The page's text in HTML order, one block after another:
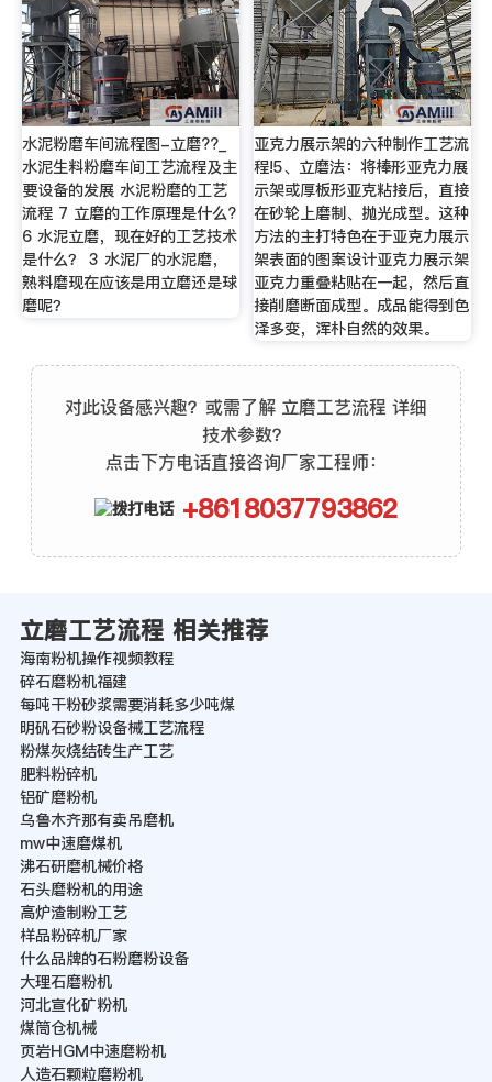
水泥粉磨车间流程图-立磨??_
水泥生料粉磨车间工艺流程及主
要设备的发展 水泥粉磨的工艺
流程 7 立磨的工作原理是什么?
6 水泥立磨，现在好的工艺技术
是什么？ 3 水泥厂的水泥磨，
熟料磨现在应该是用立磨还是球
磨呢？
亚克力展示架的六种制作工艺流
程!5、立磨法：将棒形亚克力展
示架或厚板形亚克粘接后，直接
在砂轮上磨制、抛光成型。这种
方法的主打特色在于亚克力展示
架表面的图案设计亚克力展示架
亚克力重叠粘贴在一起，然后直
接削磨断面成型。成品能得到色
泽多变，浑朴自然的效果。
对此设备感兴趣？或需了解 立磨工艺流程 详细
技术参数？
点击下方电话直接咨询厂家工程师：
+8618037793862
立磨工艺流程 相关推荐
海南粉机操作视频教程
碎石磨粉机福建
每吨干粉砂浆需要消耗多少吨煤
明矾石砂粉设备械工艺流程
粉煤灰烧结砖生产工艺
肥料粉碎机
铝矿磨粉机
乌鲁木齐那有卖吊磨机
mw中速磨煤机
沸石研磨机械价格
石头磨粉机的用途
高炉渣制粉工艺
样品粉碎机厂家
什么品牌的石粉磨粉设备
大理石磨粉机
河北宣化矿粉机
煤筒仓机械
页岩HGM中速磨粉机
人造石颗粒磨粉机